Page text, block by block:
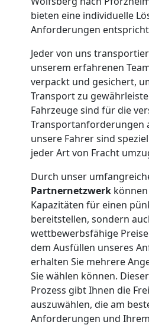
bieten eine individuelle
Anforderungen
Jeder von uns
unserem erfahrenen
verpackt und gesichert,
Transport zu
Fahrzeuge sind für die
Transportanforderungen
unsere Fahrer sind
jeder Art von Fracht
Durch unser
Partnernetzwerk
Kapazitäten für einen
bereitstellen, sondern
wettbewerbsfähige
dem Ausfüllen unseres
erhalten Sie mehrere
Sie wählen können.
Prozess gibt Ihnen die
auszuwählen, die am
Anforderungen und
Wolfsberg
Wolfsberg
Beiladung
Wolfsberg
Mini
Umzug
Wolfsberg